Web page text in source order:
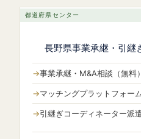
都道府県センター
長野県事業承継・引継
事業承継・M&A相談（無料）
マッチングプラットフォー
引継ぎコーディネーター派